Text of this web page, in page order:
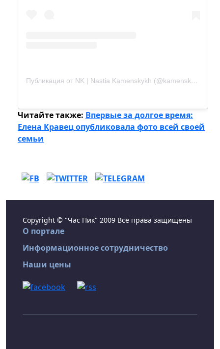
Публикация от NK | Nastia Kamenskykh (@kamenskux)
Читайте также: Впервые за долгое время:
Елена Кравец опубликовала фото всей своей
семьи
Copyright © "Час Пик" 2009 Все права защищены
О портале
Информационное сотрудничество
Наши цены